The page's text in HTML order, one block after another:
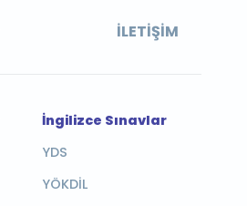
İLETIŞIM
İngilizce Sınavlar
YDS
YÖKDİL